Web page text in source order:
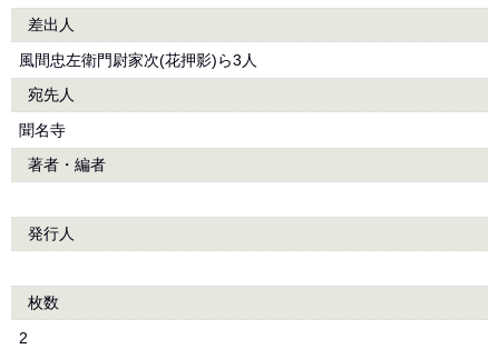
差出人
風間忠左衛門尉家次(花押影)ら3人
宛先人
聞名寺
著者・編者
発行人
枚数
2